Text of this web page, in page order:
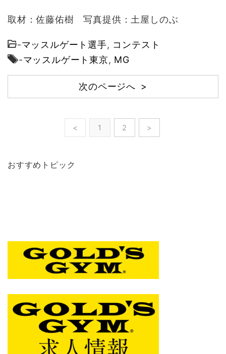
取材：佐藤佑樹 写真提供：土屋しのぶ
-マッスルゲート選手, コンテスト
-マッスルゲート東京, MG
次のページへ >
< 1 2 >
おすすめトピック